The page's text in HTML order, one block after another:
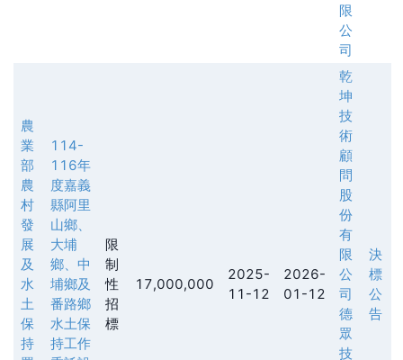
限
公
司
農
業
部
農
村
發
展
及
水
土
保
持
114-
116年
度嘉義
縣阿里
山鄉、
大埔
鄉、中
埔鄉及
番路鄉
水土保
持工作
限
制
性
招
標
17,000,000
2025-
11-12
2026-
01-12
乾
坤
技
術
顧
問
股
份
有
限
公
司
德
眾
技
決
標
公
告